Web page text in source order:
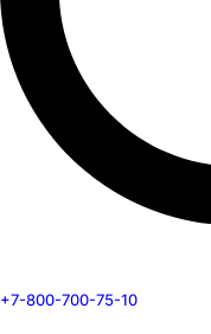
+7-800-700-75-10